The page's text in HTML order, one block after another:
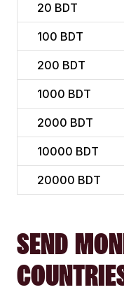
20 BDT
100 BDT
200 BDT
1000 BDT
2000 BDT
10000 BDT
20000 BDT
SEND